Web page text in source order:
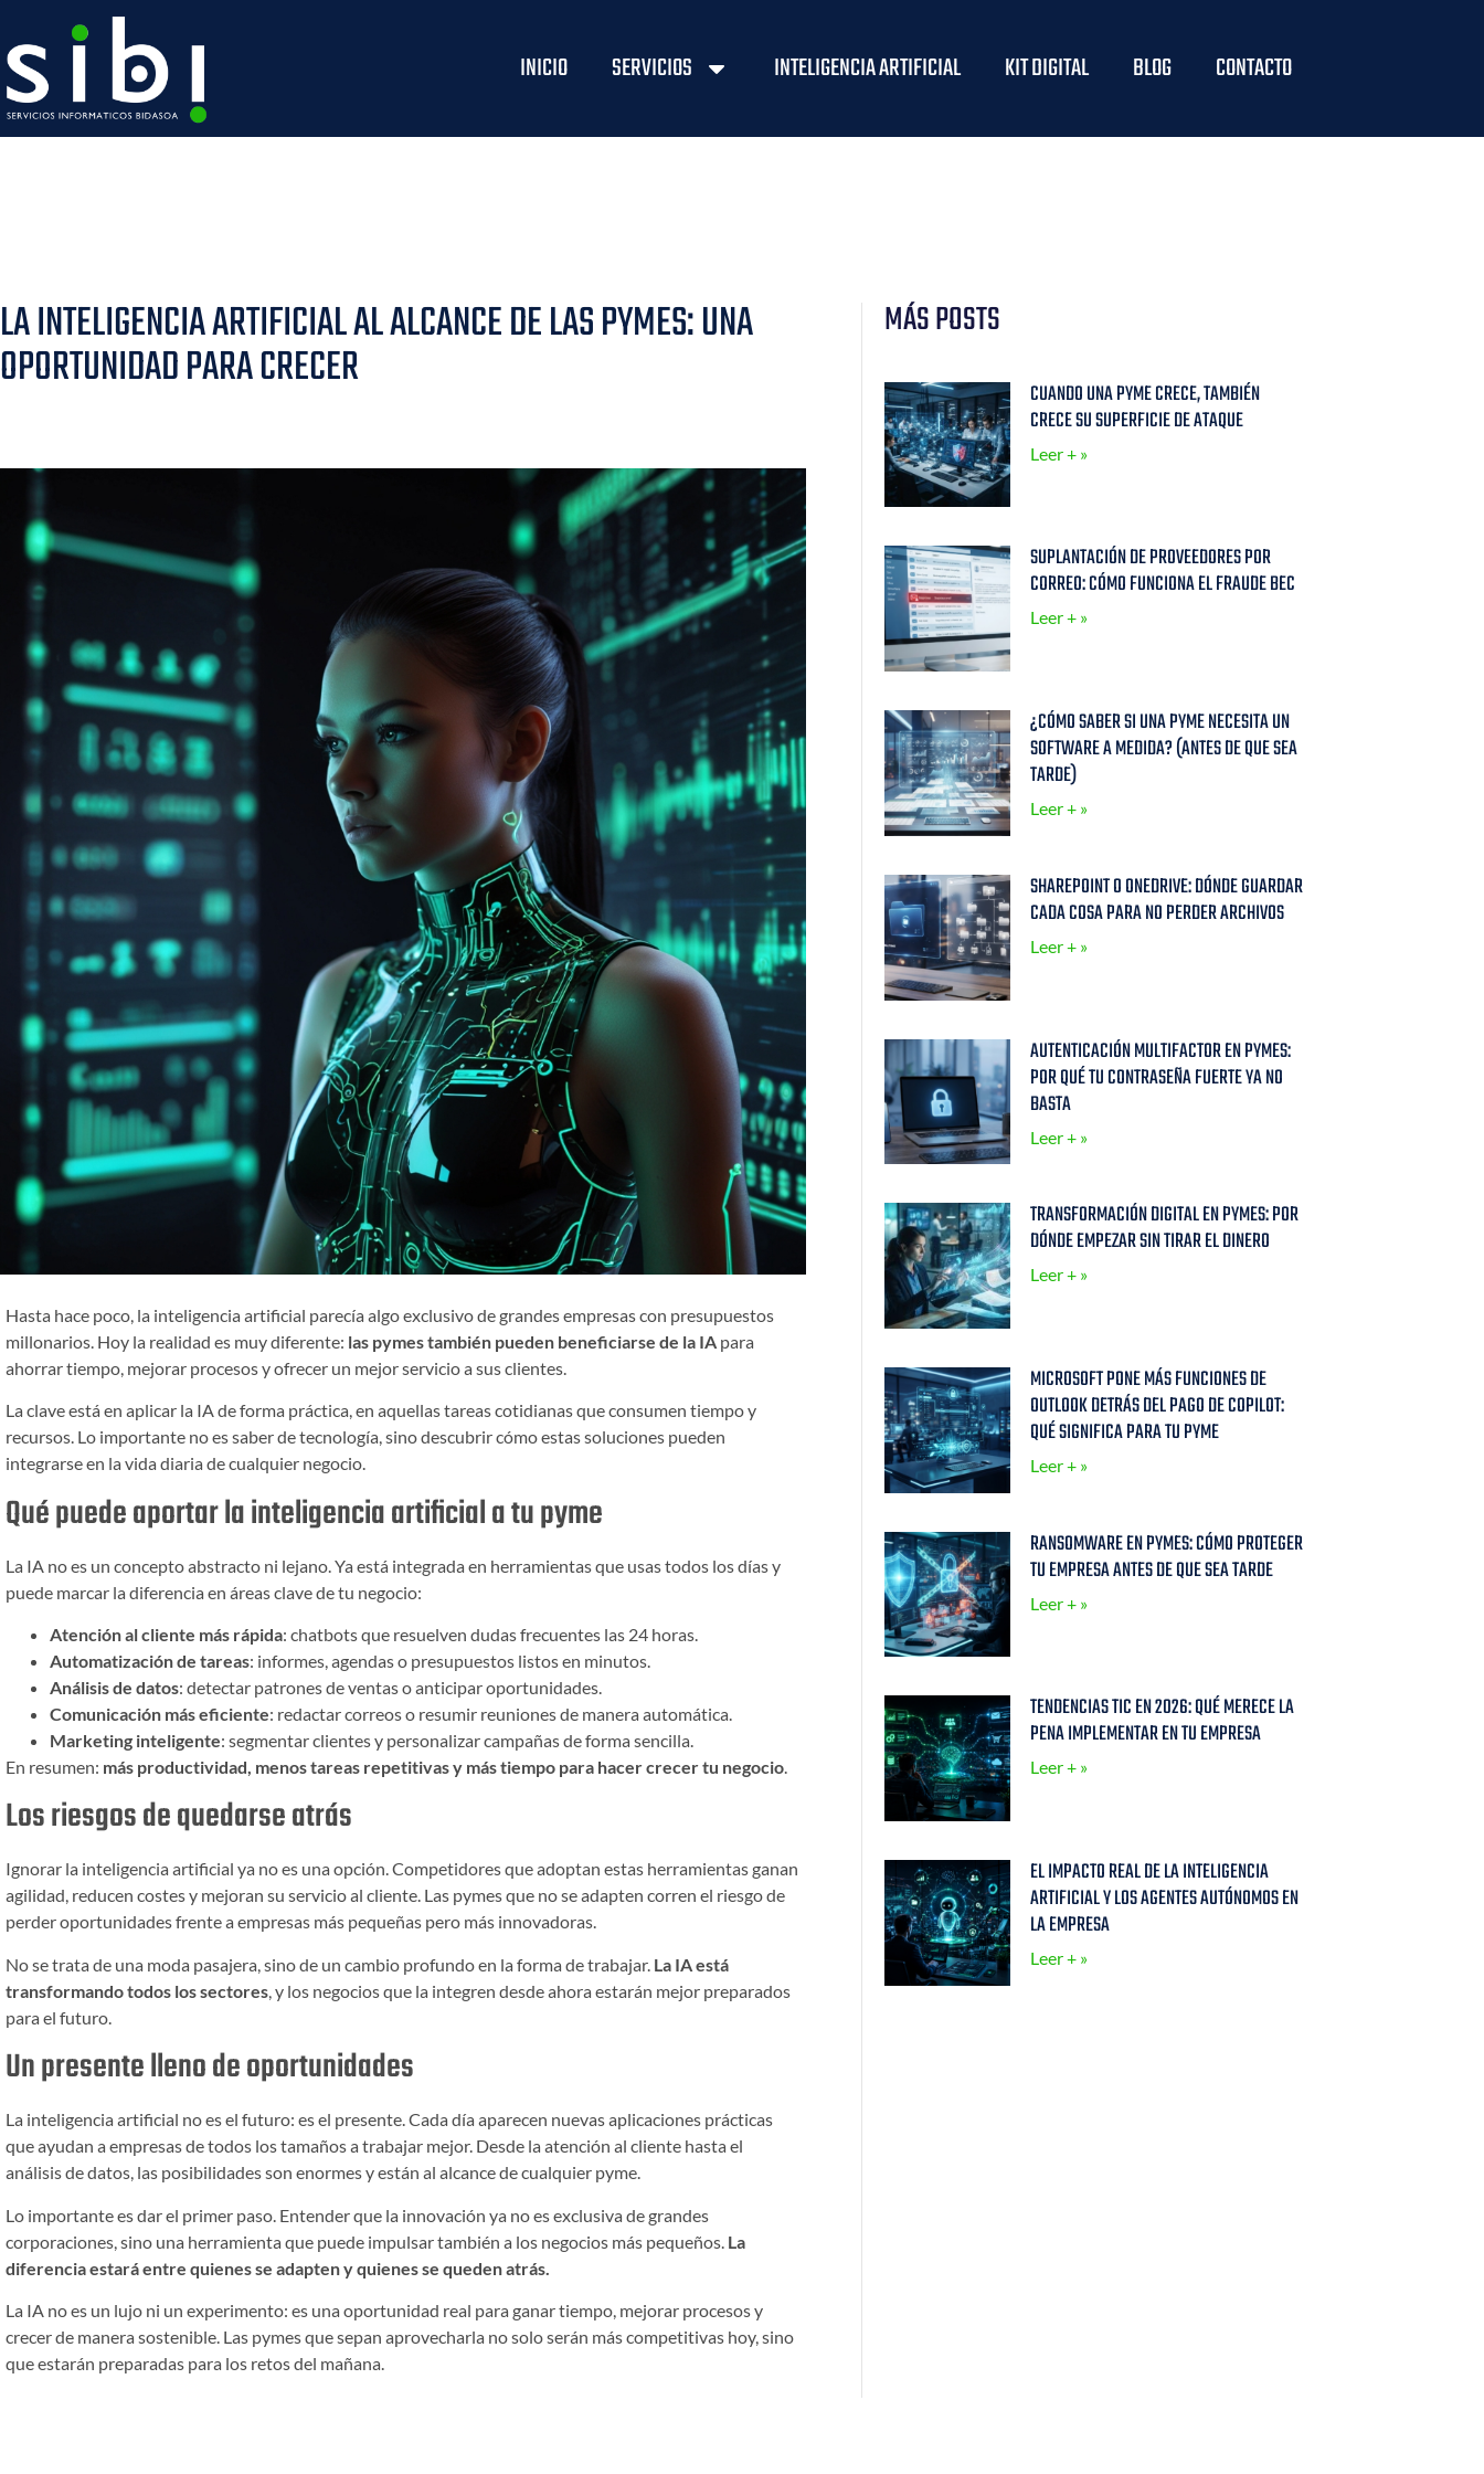
INICIO SERVICIOS INTELIGENCIA ARTIFICIAL KIT DIGITAL BLOG CONTACTO
LA INTELIGENCIA ARTIFICIAL AL ALCANCE DE LAS PYMES: UNA
OPORTUNIDAD PARA CRECER
Hasta hace poco, la inteligencia artificial parecía algo exclusivo de grandes empresas con presupuestos
millonarios. Hoy la realidad es muy diferente: las pymes también pueden beneficiarse de la IA para
ahorrar tiempo, mejorar procesos y ofrecer un mejor servicio a sus clientes.
La clave está en aplicar la IA de forma práctica, en aquellas tareas cotidianas que consumen tiempo y
recursos. Lo importante no es saber de tecnología, sino descubrir cómo estas soluciones pueden
integrarse en la vida diaria de cualquier negocio.
Qué puede aportar la inteligencia artificial a tu pyme
La IA no es un concepto abstracto ni lejano. Ya está integrada en herramientas que usas todos los días y
puede marcar la diferencia en áreas clave de tu negocio:
Atención al cliente más rápida: chatbots que resuelven dudas frecuentes las 24 horas.
Automatización de tareas: informes, agendas o presupuestos listos en minutos.
Análisis de datos: detectar patrones de ventas o anticipar oportunidades.
Comunicación más eficiente: redactar correos o resumir reuniones de manera automática.
Marketing inteligente: segmentar clientes y personalizar campañas de forma sencilla.
En resumen: más productividad, menos tareas repetitivas y más tiempo para hacer crecer tu negocio.
Los riesgos de quedarse atrás
Ignorar la inteligencia artificial ya no es una opción. Competidores que adoptan estas herramientas ganan
agilidad, reducen costes y mejoran su servicio al cliente. Las pymes que no se adapten corren el riesgo de
perder oportunidades frente a empresas más pequeñas pero más innovadoras.
No se trata de una moda pasajera, sino de un cambio profundo en la forma de trabajar. La IA está
transformando todos los sectores , y los negocios que la integren desde ahora estarán mejor preparados
para el futuro.
Un presente lleno de oportunidades
La inteligencia artificial no es el futuro: es el presente. Cada día aparecen nuevas aplicaciones prácticas
que ayudan a empresas de todos los tamaños a trabajar mejor. Desde la atención al cliente hasta el
análisis de datos, las posibilidades son enormes y están al alcance de cualquier pyme.
Lo importante es dar el primer paso. Entender que la innovación ya no es exclusiva de grandes
corporaciones, sino una herramienta que puede impulsar también a los negocios más pequeños. La
diferencia estará entre quienes se adapten y quienes se queden atrás.
La IA no es un lujo ni un experimento: es una oportunidad real para ganar tiempo, mejorar procesos y
crecer de manera sostenible. Las pymes que sepan aprovecharla no solo serán más competitivas hoy, sino
que estarán preparadas para los retos del mañana.
MÁS POSTS
CUANDO UNA PYME CRECE, TAMBIÉN
CRECE SU SUPERFICIE DE ATAQUE
Leer + »
SUPLANTACIÓN DE PROVEEDORES POR
CORREO: CÓMO FUNCIONA EL FRAUDE BEC
Leer + »
¿CÓMO SABER SI UNA PYME NECESITA UN
SOFTWARE A MEDIDA? (ANTES DE QUE SEA
TARDE)
Leer + »
SHAREPOINT O ONEDRIVE: DÓNDE GUARDAR
CADA COSA PARA NO PERDER ARCHIVOS
Leer + »
AUTENTICACIÓN MULTIFACTOR EN PYMES:
POR QUÉ TU CONTRASEÑA FUERTE YA NO
BASTA
Leer + »
TRANSFORMACIÓN DIGITAL EN PYMES: POR
DÓNDE EMPEZAR SIN TIRAR EL DINERO
Leer + »
MICROSOFT PONE MÁS FUNCIONES DE
OUTLOOK DETRÁS DEL PAGO DE COPILOT:
QUÉ SIGNIFICA PARA TU PYME
Leer + »
RANSOMWARE EN PYMES: CÓMO PROTEGER
TU EMPRESA ANTES DE QUE SEA TARDE
Leer + »
TENDENCIAS TIC EN 2026: QUÉ MERECE LA
PENA IMPLEMENTAR EN TU EMPRESA
Leer + »
EL IMPACTO REAL DE LA INTELIGENCIA
ARTIFICIAL Y LOS AGENTES AUTÓNOMOS EN
LA EMPRESA
Leer + »